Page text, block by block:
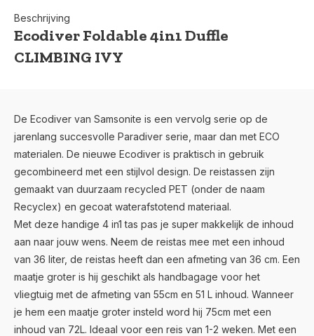
Beschrijving
Ecodiver Foldable 4in1 Duffle
CLIMBING IVY
De Ecodiver van Samsonite is een vervolg serie op de
jarenlang succesvolle Paradiver serie, maar dan met ECO
materialen. De nieuwe Ecodiver is praktisch in gebruik
gecombineerd met een stijlvol design. De reistassen zijn
gemaakt van duurzaam recycled PET (onder de naam
Recyclex) en gecoat waterafstotend materiaal.
Met deze handige 4 in1 tas pas je super makkelijk de inhoud
aan naar jouw wens. Neem de reistas mee met een inhoud
van 36 liter, de reistas heeft dan een afmeting van 36 cm. Een
maatje groter is hij geschikt als handbagage voor het
vliegtuig met de afmeting van 55cm en 51 L inhoud. Wanneer
je hem een maatje groter insteld word hij 75cm met een
inhoud van 72L. Ideaal voor een reis van 1-2 weken. Met een